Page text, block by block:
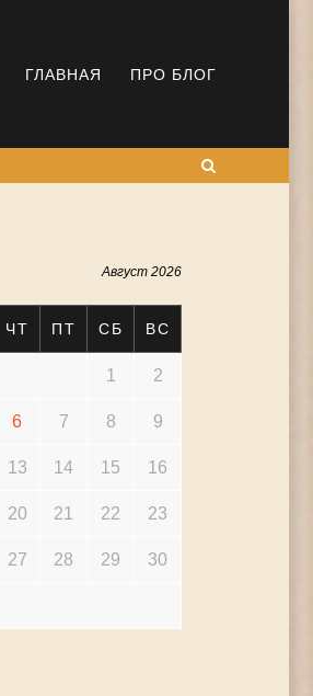
ГЛАВНАЯ ПРО БЛОГ
Август 2026
ЧТ ПТ СБ ВС
1 2
6 7 8 9
13 14 15 16
20 21 22 23
27 28 29 30